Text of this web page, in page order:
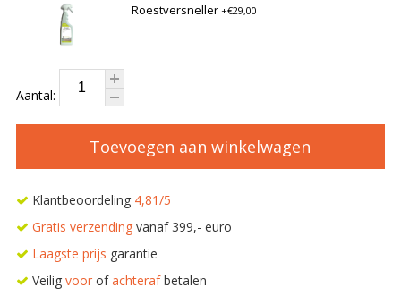
Roestversneller +€29,00
Aantal:
Toevoegen aan winkelwagen
Klantbeoordeling 4,81/5
Gratis verzendingvanaf 399,- euro
Laagste prijs garantie
Veilig voorofachterafbetalen